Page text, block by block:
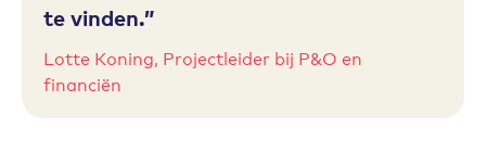
te vinden.
Lotte Koning, Projectleider bij P&O en
financiën